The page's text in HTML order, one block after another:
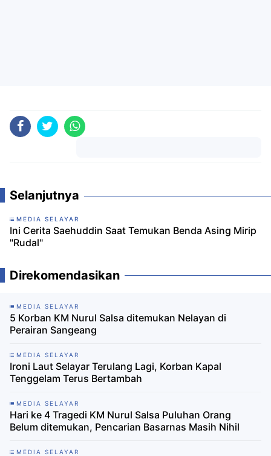
Selanjutnya
MEDIA SELAYAR
Ini Cerita Saehuddin Saat Temukan Benda Asing Mirip
"Rudal"
Direkomendasikan
MEDIA SELAYAR
5 Korban KM Nurul Salsa ditemukan Nelayan di
Perairan Sangeang
MEDIA SELAYAR
Ironi Laut Selayar Terulang Lagi, Korban Kapal
Tenggelam Terus Bertambah
MEDIA SELAYAR
Hari ke 4 Tragedi KM Nurul Salsa Puluhan Orang
Belum ditemukan, Pencarian Basarnas Masih Nihil
MEDIA SELAYAR